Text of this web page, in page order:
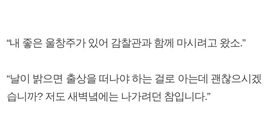
“내 좋은 울창주가 있어 감찰관과 함께 마시려고 왔소.”
“날이 밝으면 출상을 떠나야 하는 걸로 아는데 괜찮으시겠
습니까? 저도 새벽녘에는 나가려던 참입니다.”